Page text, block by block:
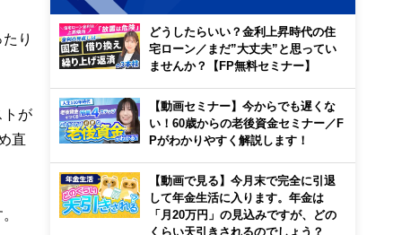
り
トが
直
どうしたらいい？金利上昇時代の住
宅ローン／まだ”大丈夫”と思ってい
ませんか？【FP無料セミナー】
【動画セミナー】今からでも遅くな
い！60歳からの老後資金セミナー／F
Pがわかりやすく解説します！
【動画で見る】今月末で完全に引退
して年金生活に入ります。年金は
「月20万円」の見込みですが、どの
くらい天引きされるのでしょう？